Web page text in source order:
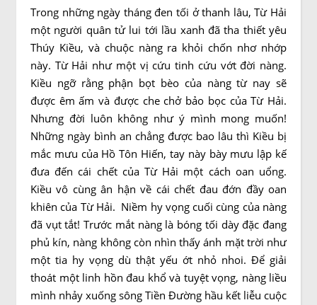
Trong những ngày tháng đen tối ở thanh lâu, Từ Hải
một người quân tử lui tới lầu xanh đã tha thiết yêu
Thúy Kiều, và chuộc nàng ra khỏi chốn nhơ nhớp
này. Từ Hải như một vị cứu tinh cứu vớt đời nàng.
Kiều ngỡ rằng phận bọt bèo của nàng từ nay sẽ
được êm ấm và được che chở bảo bọc của Từ Hải.
Nhưng đời luôn không như ý mình mong muốn!
Những ngày bình an chẳng được bao lâu thì Kiều bị
mắc mưu của Hồ Tôn Hiến, tay này bày mưu lập kế
đưa đến cái chết của Từ Hải một cách oan uổng.
Kiều vô cùng ân hận về cái chết đau đớn đầy oan
khiên của Từ Hải. Niềm hy vọng cuối cùng của nàng
đã vụt tắt! Trước mắt nàng là bóng tối dày đặc đang
phủ kín, nàng không còn nhìn thấy ánh mặt trời như
một tia hy vọng dù thật yếu ớt nhỏ nhoi. Để giải
thoát một linh hồn đau khổ và tuyệt vọng, nàng liều
mình nhảy xuống sông Tiền Đường hầu kết liễu cuộc